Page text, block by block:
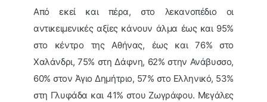
Από εκεί και πέρα, στο λεκανοπέδιο οι
αντικειμενικές αξίες κάνουν άλμα έως και 95%
στο κέντρο της Αθήνας, έως και 76% στο
Χαλάνδρι, 75% στη Δάφνη, 62% στην Ανάβυσσο,
60% στον Άγιο Δημήτριο, 57% στο Ελληνικό, 53%
στη Γλυφάδα και 41% στου Ζωγράφου. Μεγάλες